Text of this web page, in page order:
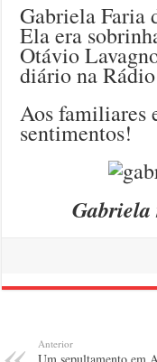
Gabriela Faria
Ela era
Otávio
diário na
Aos familiares
sentimentos!
Gabriela
Anterior